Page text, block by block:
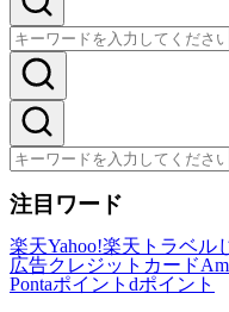
注目ワード
楽天Yahoo!楽天トラベル
広告クレジットカード
Pontaポイント dポイント